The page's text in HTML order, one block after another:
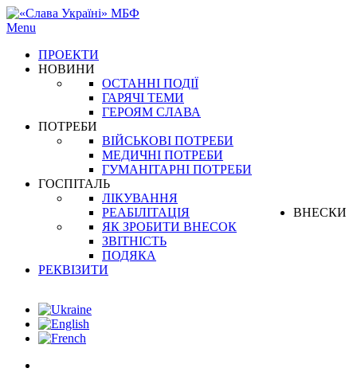
Menu
ПРОЕКТИ
НОВИНИ
ОСТАННІ ПОДІЇ
ГАРЯЧІ ТЕМИ
ГЕРОЯМ СЛАВА
ПОТРЕБИ
ВІЙСЬКОВІ ПОТРЕБИ
МЕДИЧНІ ПОТРЕБИ
ГУМАНІТАРНІ ПОТРЕБИ
ГОСПІТАЛЬ
ЛІКУВАННЯ
РЕАБІЛІТАЦІЯ
ВНЕСКИ
ЯК ЗРОБИТИ ВНЕСОК
ЗВІТНІСТЬ
ПОДЯКА
РЕКВІЗИТИ